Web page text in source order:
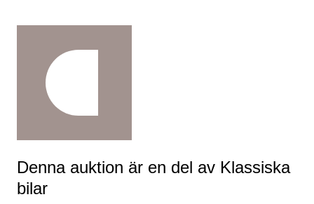
Denna auktion är en del av Klassiska
bilar